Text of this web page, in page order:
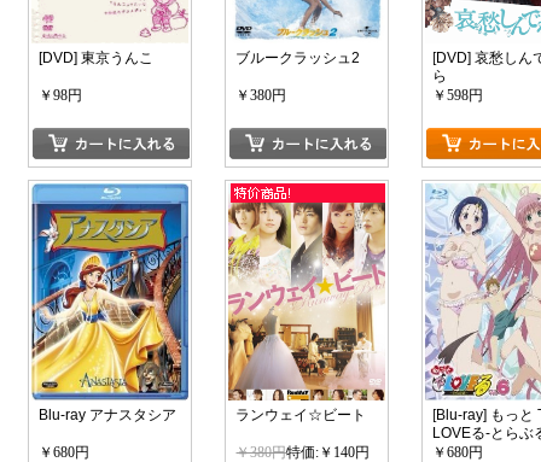
[DVD] 東京うんこ
￥98円
ブルークラッシュ2
￥380円
[DVD] 哀愁しん
ら
￥598円
Blu-ray アナスタシア
￥680円
ランウェイ☆ビート
￥380円特価:￥140円
[Blu-ray] もっと
LOVEる-とらぶ
6巻
￥680円